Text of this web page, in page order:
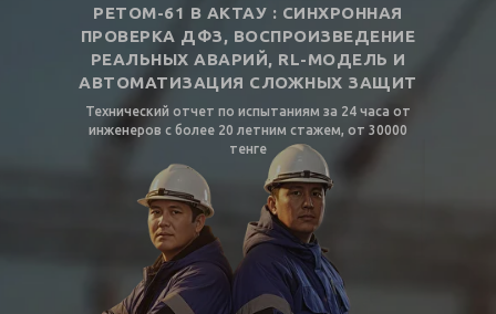
РЕТОМ-61 В АКТАУ : СИНХРОННАЯ
ПРОВЕРКА ДФЗ, ВОСПРОИЗВЕДЕНИЕ
РЕАЛЬНЫХ АВАРИЙ, RL-МОДЕЛЬ И
АВТОМАТИЗАЦИЯ СЛОЖНЫХ ЗАЩИТ
Технический отчет по испытаниям за 24 часа от
инженеров с более 20 летним стажем, от 30000
тенге